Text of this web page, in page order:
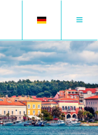
Toggle
Toggle